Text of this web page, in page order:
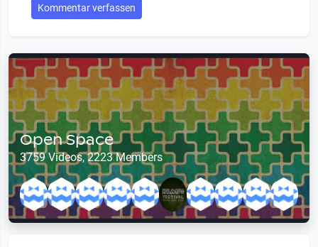
Kommentar verfassen
Open Space
3759 Videos, 2223 Members